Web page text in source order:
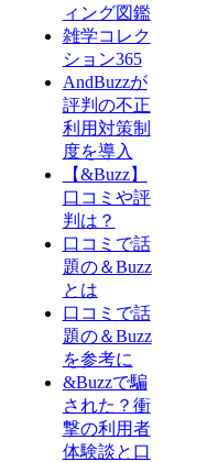
ィング図鑑
雑学コレク
ション365
AndBuzzが
評判の不正
利用対策制
度を導入
【&Buzz】
口コミや評
判は？
口コミで話
題の＆Buzz
とは
口コミで話
題の＆Buzz
を参考に
&Buzzで騙
された？衝
撃の利用者
体験談と口